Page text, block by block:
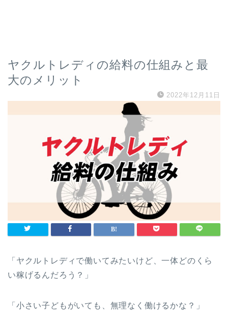
ヤクルトレディの給料の仕組みと最
大のメリット
2022年12月11日
「ヤクルトレディで働いてみたいけど、一体どのくら
い稼げるんだろう？」
「小さい子どもがいても、無理なく働けるかな？」